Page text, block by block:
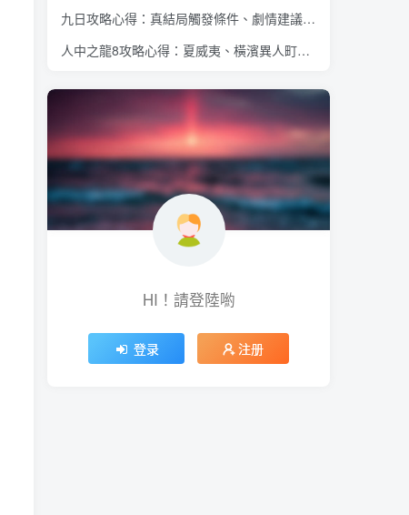
九日攻略心得：真結局觸發條件、劇情建議攻略順序、全流程過關整理
人中之龍8攻略心得：夏威夷、橫濱異人町、神室町 全部14位神秘捏捏NPC地圖位置整理
HI！請登陸喲
登录 注册